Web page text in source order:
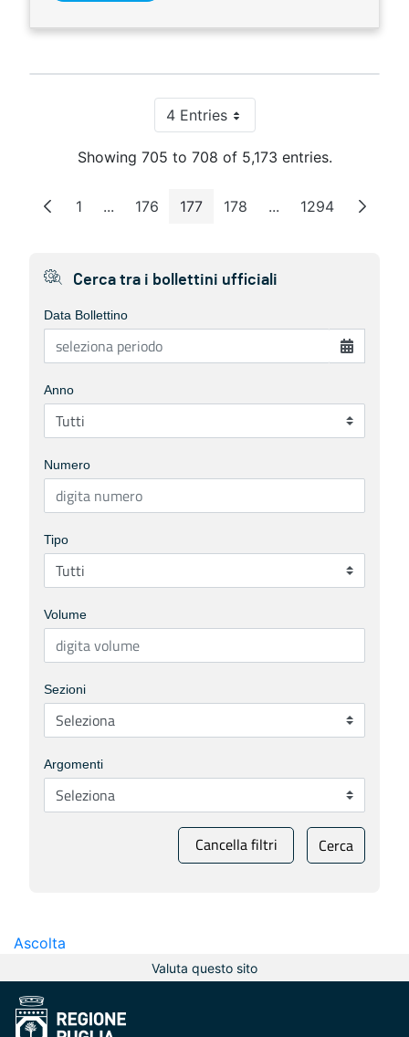
4 EntriesPer Page
Showing 705 to 708 of 5,173 entries.
Page
1 ...Intermediate Pages
Page
176 Page
177 Page
178 ...Intermediate Pages
Page
1294
Cerca tra i bollettini ufficiali
Data Bollettino
Anno
Numero
Tipo
Volume
Sezioni
Argomenti
Cancella filtri Cerca
Ascolta
Valuta questo sito